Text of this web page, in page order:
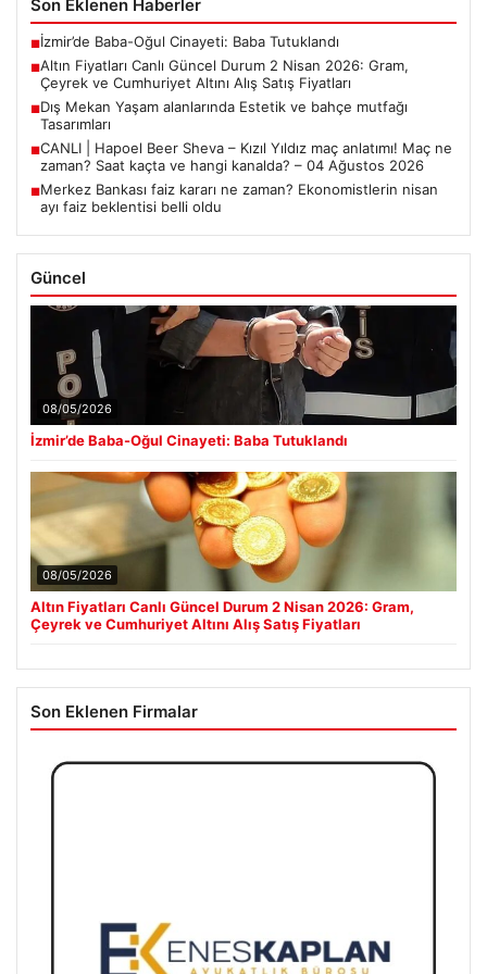
Son Eklenen Haberler
■İzmir’de Baba-Oğul Cinayeti: Baba Tutuklandı
■Altın Fiyatları Canlı Güncel Durum 2 Nisan 2026: Gram,
Çeyrek ve Cumhuriyet Altını Alış Satış Fiyatları
■Dış Mekan Yaşam alanlarında Estetik ve bahçe mutfağı
Tasarımları
■CANLI | Hapoel Beer Sheva – Kızıl Yıldız maç anlatımı! Maç ne
zaman? Saat kaçta ve hangi kanalda? – 04 Ağustos 2026
■Merkez Bankası faiz kararı ne zaman? Ekonomistlerin nisan
ayı faiz beklentisi belli oldu
Güncel
08/05/2026
İzmir’de Baba-Oğul Cinayeti: Baba Tutuklandı
08/05/2026
Altın Fiyatları Canlı Güncel Durum 2 Nisan 2026: Gram,
Çeyrek ve Cumhuriyet Altını Alış Satış Fiyatları
Son Eklenen Firmalar